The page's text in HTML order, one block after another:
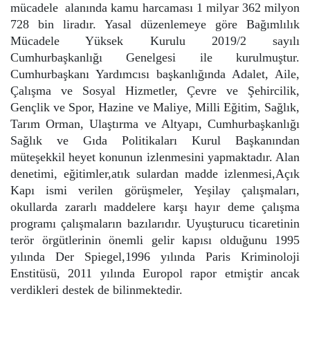
mücadele alanında kamu harcaması 1 milyar 362 milyon
728 bin liradır. Yasal düzenlemeye göre Bağımlılık
Mücadele Yüksek Kurulu 2019/2 sayılı
Cumhurbaşkanlığı Genelgesi ile kurulmuştur.
Cumhurbaşkanı Yardımcısı başkanlığında Adalet, Aile,
Çalışma ve Sosyal Hizmetler, Çevre ve Şehircilik,
Gençlik ve Spor, Hazine ve Maliye, Milli Eğitim, Sağlık,
Tarım Orman, Ulaştırma ve Altyapı, Cumhurbaşkanlığı
Sağlık ve Gıda Politikaları Kurul Başkanından
müteşekkil heyet konunun izlenmesini yapmaktadır. Alan
denetimi, eğitimler,atık sulardan madde izlenmesi,Açık
Kapı ismi verilen görüşmeler, Yeşilay çalışmaları,
okullarda zararlı maddelere karşı hayır deme çalışma
programı çalışmaların bazılarıdır. Uyuşturucu ticaretinin
terör örgütlerinin önemli gelir kapısı olduğunu 1995
yılında Der Spiegel,1996 yılında Paris Kriminoloji
Enstitüsü, 2011 yılında Europol rapor etmiştir ancak
verdikleri destek de bilinmektedir.